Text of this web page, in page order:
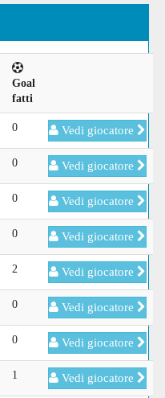
Goal
fatti
0 Vedi giocatore
0 Vedi giocatore
0 Vedi giocatore
0 Vedi giocatore
2 Vedi giocatore
0 Vedi giocatore
0 Vedi giocatore
1 Vedi giocatore